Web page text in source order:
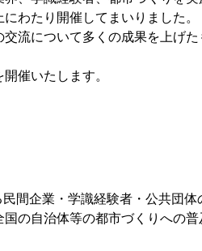
わたり開催してまいりました。
流について多くの成果を上げ
催いたします。
間企業・学識経験者・公共団体
の自治体等の都市づくりへの普